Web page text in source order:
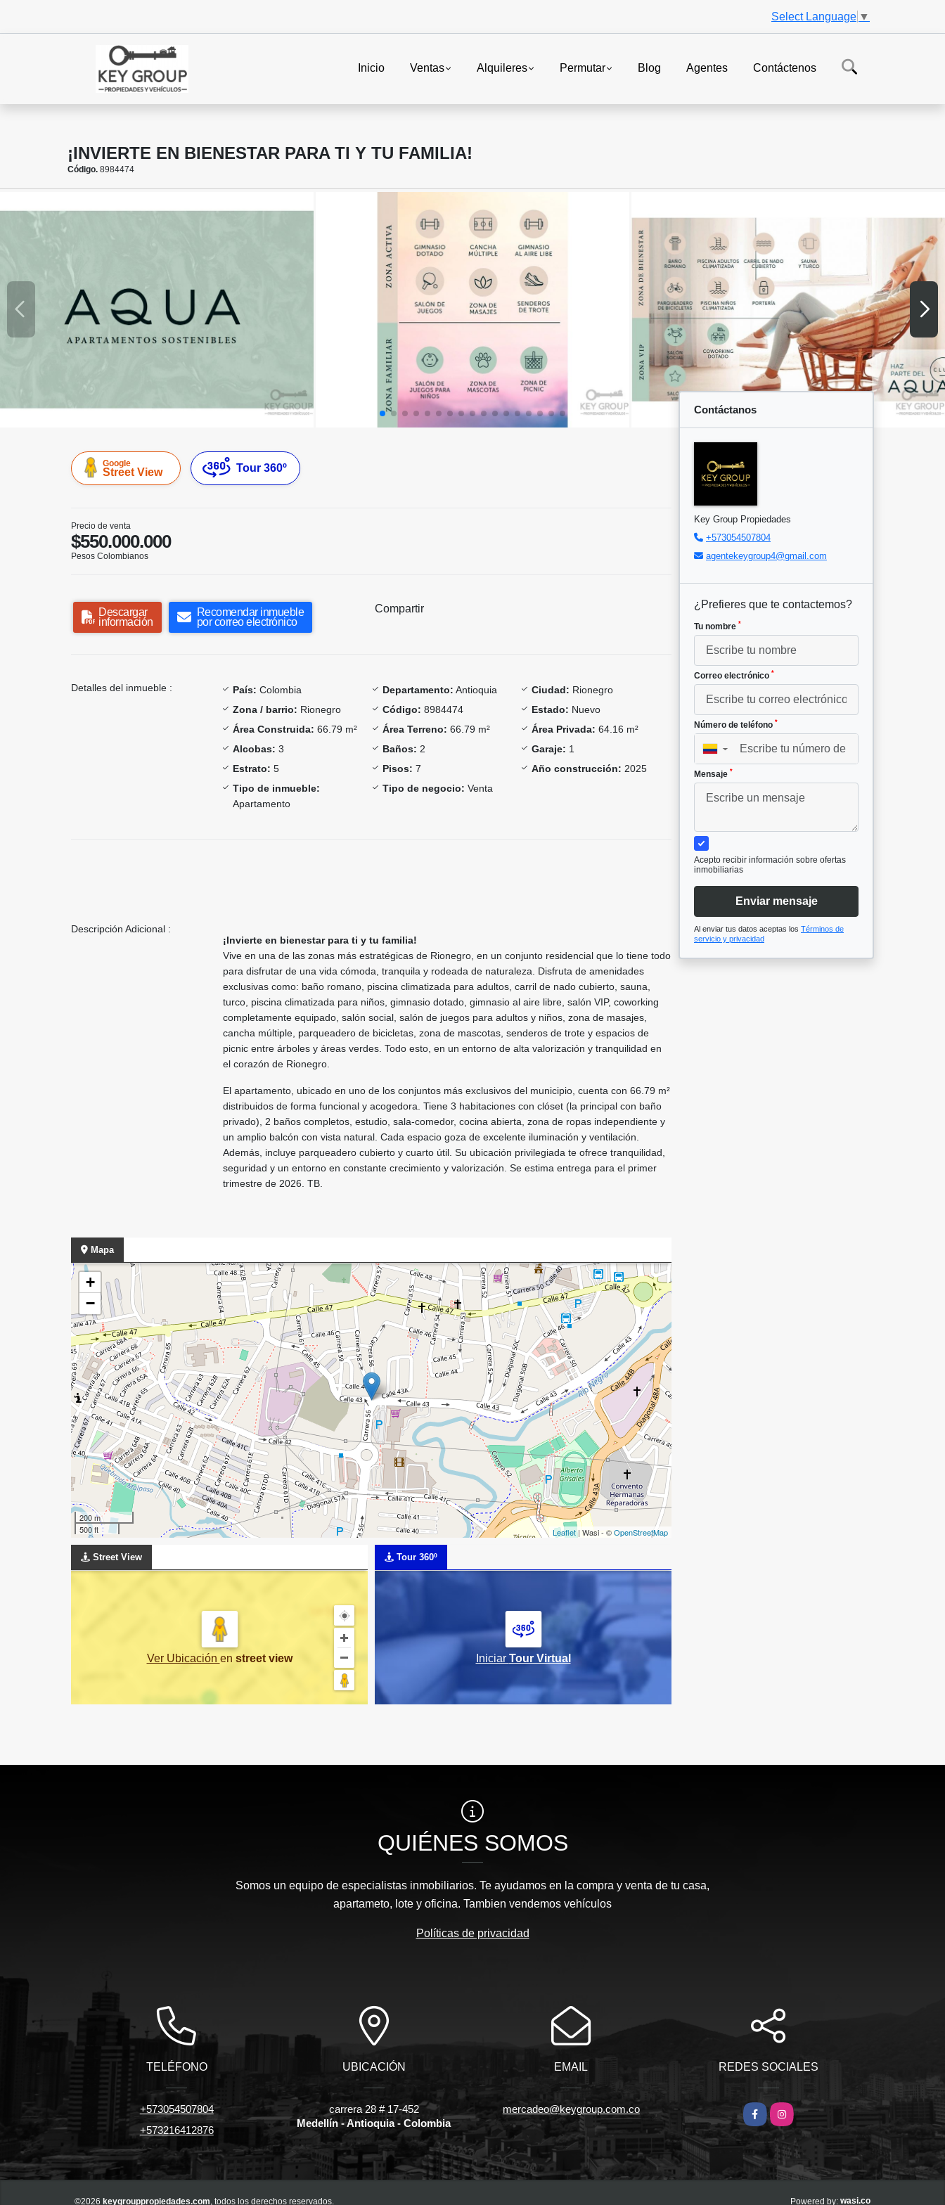
Select Language ▼
Inicio Ventas Alquileres Permutar Blog Agentes Contáctenos
¡INVIERTE EN BIENESTAR PARA TI Y TU FAMILIA!
Código. 8984474
Google
Street View Tour 360º
Precio de venta
$550.000.000
Pesos Colombianos
Descargar
información
Recomendar inmueble
por correo electrónico
Compartir
Detalles del inmueble : País: Colombia Departamento: Antioquia Ciudad: Rionegro
Zona / barrio: Rionegro Código: 8984474 Estado: Nuevo
Área Construida: 66.79 m² Área Terreno: 66.79 m² Área Privada: 64.16 m²
Alcobas: 3 Baños: 2 Garaje: 1
Estrato: 5 Pisos: 7 Año construcción: 2025
Tipo de inmueble:
Apartamento
Tipo de negocio: Venta
Descripción Adicional :
¡Invierte en bienestar para ti y tu familia!
Vive en una de las zonas más estratégicas de Rionegro, en un conjunto residencial que lo tiene todo
para disfrutar de una vida cómoda, tranquila y rodeada de naturaleza. Disfruta de amenidades
exclusivas como: baño romano, piscina climatizada para adultos, carril de nado cubierto, sauna,
turco, piscina climatizada para niños, gimnasio dotado, gimnasio al aire libre, salón VIP, coworking
completamente equipado, salón social, salón de juegos para adultos y niños, zona de masajes,
cancha múltiple, parqueadero de bicicletas, zona de mascotas, senderos de trote y espacios de
picnic entre árboles y áreas verdes. Todo esto, en un entorno de alta valorización y tranquilidad en
el corazón de Rionegro.
El apartamento, ubicado en uno de los conjuntos más exclusivos del municipio, cuenta con 66.79 m²
distribuidos de forma funcional y acogedora. Tiene 3 habitaciones con clóset (la principal con baño
privado), 2 baños completos, estudio, sala-comedor, cocina abierta, zona de ropas independiente y
un amplio balcón con vista natural. Cada espacio goza de excelente iluminación y ventilación.
Además, incluye parqueadero cubierto y cuarto útil. Su ubicación privilegiada te ofrece tranquilidad,
seguridad y un entorno en constante crecimiento y valorización. Se estima entrega para el primer
trimestre de 2026. TB.
Mapa
+
−
200 m
500 ft
Leaflet| Wasi - ©OpenStreetMap
Street View
Ver Ubicación en street view
Tour 360º
Iniciar Tour Virtual
Contáctanos
Key Group Propiedades
+573054507804
agentekeygroup4@gmail.com
¿Prefieres que te contactemos?
Tu nombre *
Correo electrónico *
Número de teléfono *
▼
Mensaje *
Acepto recibir información sobre ofertas
inmobiliarias
Enviar mensaje
Al enviar tus datos aceptas los Términos de
servicio y privacidad
QUIÉNES SOMOS
Somos un equipo de especialistas inmobiliarios. Te ayudamos en la compra y venta de tu casa,
apartameto, lote y oficina. Tambien vendemos vehículos
Políticas de privacidad
TELÉFONO
+573054507804
+573216412876
UBICACIÓN
carrera 28 # 17-452
Medellín - Antioquia - Colombia
EMAIL
mercadeo@keygroup.com.co
REDES SOCIALES
FacebookInstagram
©2026 keygrouppropiedades.com , todos los derechos reservados. Powered by: wasi.co